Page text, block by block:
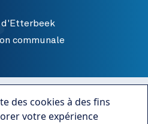
d'Etterbeek
communale
légales
des cookies à des fins
votre expérience